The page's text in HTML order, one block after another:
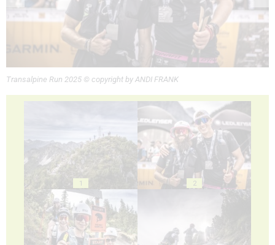
Transalpine Run 2025 © copyright by ANDI FRANK
1 2